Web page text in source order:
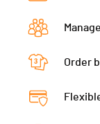
Order